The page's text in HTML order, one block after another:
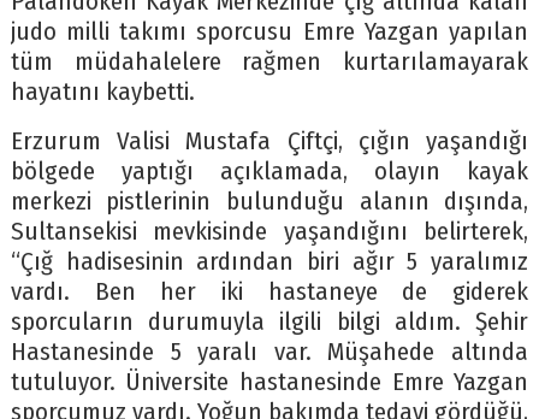
judo milli takımı sporcusu Emre Yazgan yapılan
tüm müdahalelere rağmen kurtarılamayarak
hayatını kaybetti.
Erzurum Valisi Mustafa Çiftçi, çığın yaşandığı
bölgede yaptığı açıklamada, olayın kayak
merkezi pistlerinin bulunduğu alanın dışında,
Sultansekisi mevkisinde yaşandığını belirterek,
“Çığ hadisesinin ardından biri ağır 5 yaralımız
vardı. Ben her iki hastaneye de giderek
sporcuların durumuyla ilgili bilgi aldım. Şehir
Hastanesinde 5 yaralı var. Müşahede altında
tutuluyor. Üniversite hastanesinde Emre Yazgan
sporcumuz vardı. Yoğun bakımda tedavi gördüğü,